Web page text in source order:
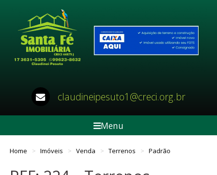
claudineipesuto1@creci.org.br
Menu
Home Imóveis Venda Terrenos Padrão